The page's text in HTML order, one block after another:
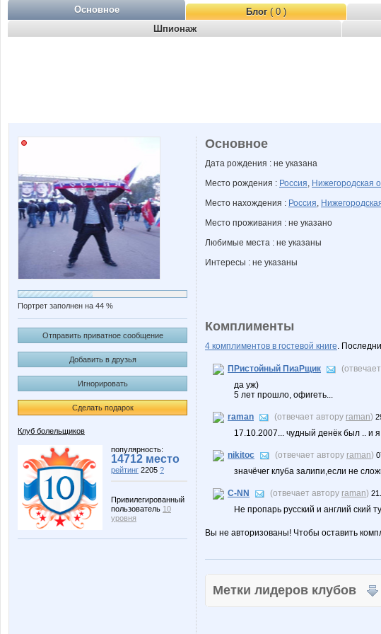
Основное Блог( 0 )
Шпионаж
Портрет заполнен на 44 %
Отправить приватное сообщение
Добавить в друзья
Игнорировать
Сделать подарок
Клуб болельщиков
популярность:
14712 место
рейтинг 2205 ?
Привилегированный
пользователь 10
уровня
Основное
Дата рождения : не указана
Место рождения : Россия, Нижегородская
Место нахождения : Россия,
Место проживания : не указано
Любимые места : не указаны
Интересы : не указаны
Комплименты
4 комплиментов в гостевой книге.
ПРистойный ПиаРщик
да уж)
5 лет прошло, офигеть...
raman (отвечает автору raman)
17.10.2007... чудный денёк был .. и
nikitoc (отвечает автору raman)
значёчег клуба залипи,если не
C-NN (отвечает автору raman)
Не пропарь русский и англий ский
Вы не авторизованы! Чтобы оставить
Метки лидеров клубов